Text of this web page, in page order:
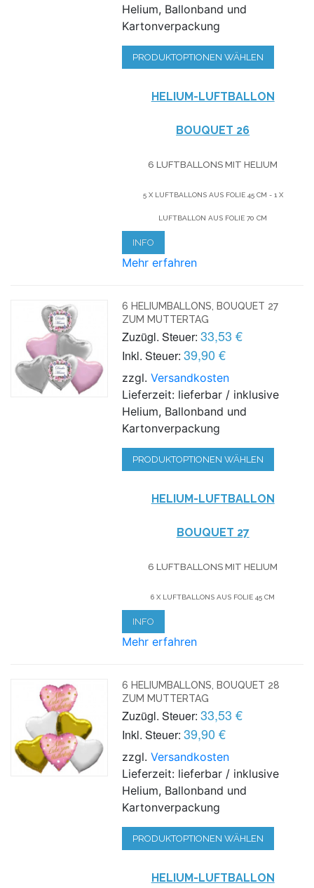
Helium, Ballonband und
Kartonverpackung
PRODUKTOPTIONEN WÄHLEN
HELIUM-LUFTBALLON
BOUQUET 26
6 LUFTBALLONS MIT HELIUM
5 X LUFTBALLONS AUS FOLIE 45 CM - 1 X
LUFTBALLON AUS FOLIE 70 CM
INFO
Mehr erfahren
6 HELIUMBALLONS, BOUQUET 27
ZUM MUTTERTAG
Zuzügl. Steuer: 33,53 €
Inkl. Steuer: 39,90 €
zzgl.Versandkosten
Lieferzeit: lieferbar / inklusive
Helium, Ballonband und
Kartonverpackung
PRODUKTOPTIONEN WÄHLEN
HELIUM-LUFTBALLON
BOUQUET 27
6 LUFTBALLONS MIT HELIUM
6 X LUFTBALLONS AUS FOLIE 45 CM
INFO
Mehr erfahren
6 HELIUMBALLONS, BOUQUET 28
ZUM MUTTERTAG
Zuzügl. Steuer: 33,53 €
Inkl. Steuer: 39,90 €
zzgl.Versandkosten
Lieferzeit: lieferbar / inklusive
Helium, Ballonband und
Kartonverpackung
PRODUKTOPTIONEN WÄHLEN
HELIUM-LUFTBALLON